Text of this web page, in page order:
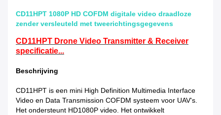
CD11HPT 1080P HD COFDM digitale video draadloze
zender versleuteld met tweerichtingsgegevens
CD11HPT Drone Video Transmitter & Receiver
specificatie...
Beschrijving
CD11HPT is een mini High Definition Multimedia Interface
Video en Data Transmission COFDM systeem voor UAV's.
Het ondersteunt HD1080P video. Het ontwikkelt